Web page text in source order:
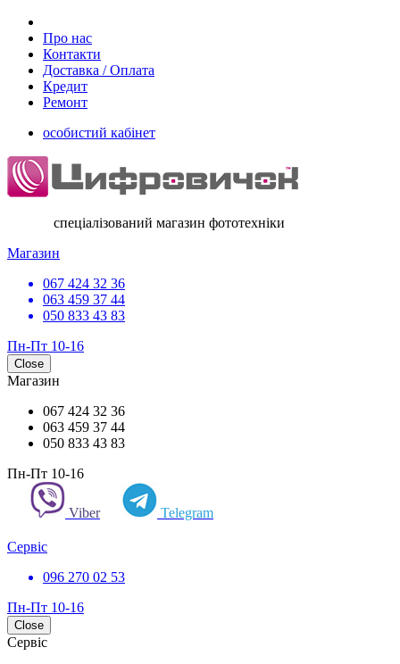
Про нас
Контакти
Доставка / Оплата
Кредит
Ремонт
особистий кабінет
спеціалізований магазин фототехніки
Магазин
067 424 32 36
063 459 37 44
050 833 43 83
Пн-Пт 10-16
Close
Магазин
067 424 32 36
063 459 37 44
050 833 43 83
Пн-Пт 10-16
Viber Telegram
Сервіс
096 270 02 53
Пн-Пт 10-16
Close
Сервіс